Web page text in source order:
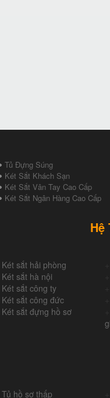
Tủ Đựng Súng
Két Sắt Khách Sạn
Két Sắt Vân Tay Cao Cấp
Két Sắt Ngân Hàng Cao Cấp
Hệ
Két sắt hải phòng
Két sắt hà nội
Két sắt công ty
Két sắt công đức
Két sắt đựng hồ sơ
+Tủ hồ sơ thấp